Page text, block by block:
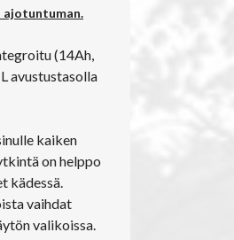
ajotuntuman.
(14Ah,
avustustasolla
kaiken
on helppo
kädessä.
vaihdat
valikoissa.